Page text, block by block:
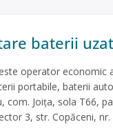
baterii
este operator
portabile, baterii
com. Joița, sola T66,
3, str. Copăceni,